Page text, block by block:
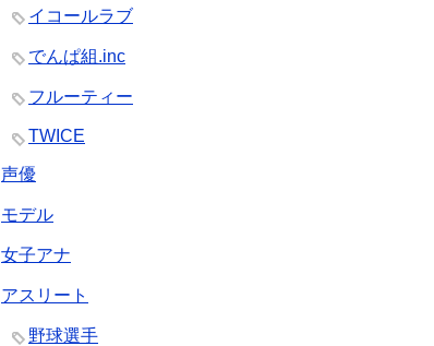
イコールラブ
でんぱ組.inc
フルーティー
TWICE
声優
モデル
女子アナ
アスリート
野球選手